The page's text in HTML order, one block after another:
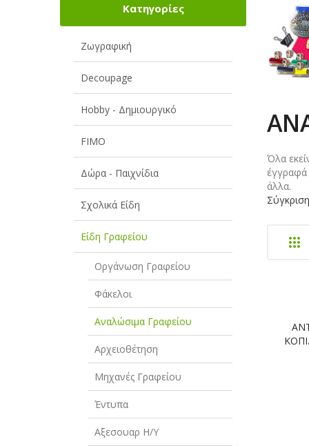
Κατηγορίες
Ζωγραφική
Decoupage
Hobby - Δημιουργικό
FIMO
Δώρα - Παιχνίδια
Σχολικά Είδη
Είδη Γραφείου
Οργάνωση Γραφείου
Φάκελοι
Αναλώσιμα Γραφείου
Αρχειοθέτηση
Μηχανές Γραφείου
Έντυπα
Αξεσουαρ Η/Υ
Όλα
έγγραφά
άλλα.